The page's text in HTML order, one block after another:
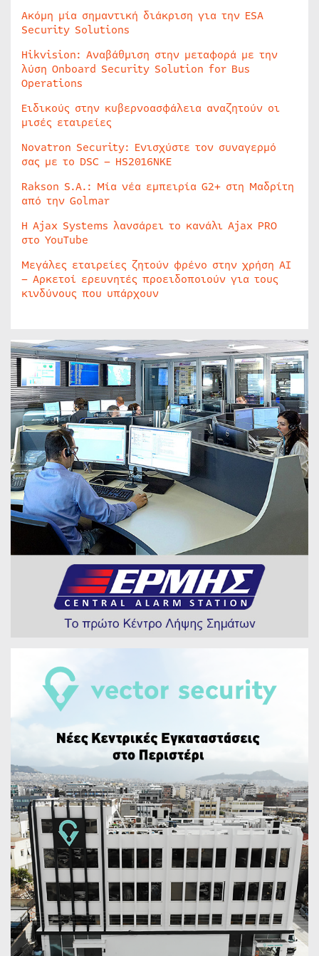
Ακόμη μία σημαντική διάκριση για την ESA
Security Solutions
Hikvision: Αναβάθμιση στην μεταφορά με την
λύση Onboard Security Solution for Bus
Operations
Ειδικούς στην κυβερνοασφάλεια αναζητούν οι
μισές εταιρείες
Novatron Security: Ενισχύστε τον συναγερμό
σας με το DSC – HS2016NKE
Rakson S.A.: Μία νέα εμπειρία G2+ στη Μαδρίτη
από την Golmar
Η Ajax Systems λανσάρει το κανάλι Ajax PRO
στο YouTube
Μεγάλες εταιρείες ζητούν φρένο στην χρήση AI
– Αρκετοί ερευνητές προειδοποιούν για τους
κινδύνους που υπάρχουν